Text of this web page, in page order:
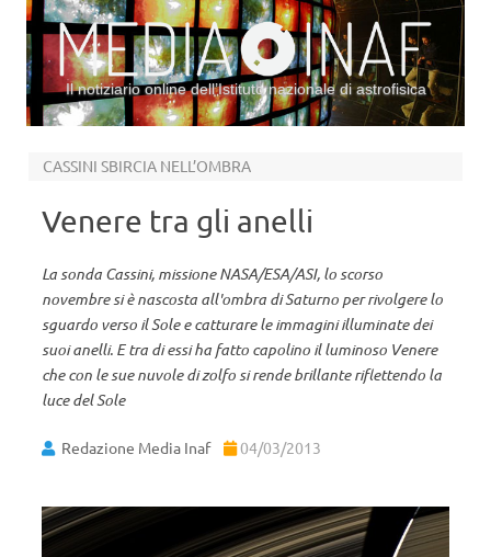
Il notiziario online dell’Istituto nazionale di astrofisica
CASSINI SBIRCIA NELL’OMBRA
Venere tra gli anelli
La sonda Cassini, missione NASA/ESA/ASI, lo scorso
novembre si è nascosta all'ombra di Saturno per rivolgere lo
sguardo verso il Sole e catturare le immagini illuminate dei
suoi anelli. E tra di essi ha fatto capolino il luminoso Venere
che con le sue nuvole di zolfo si rende brillante riflettendo la
luce del Sole
Redazione Media Inaf 04/03/2013